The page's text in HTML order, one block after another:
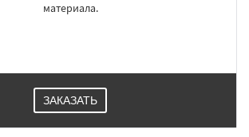
материала.
ЗАКАЗАТЬ